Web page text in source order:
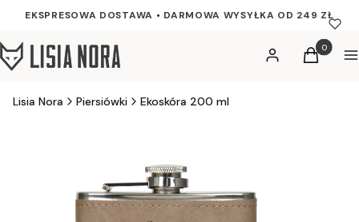
EKSPRESOWA DOSTAWA • DARMOWA WYSYŁKA OD 249 ZŁ
Zaloguj sięProdukty
Koszyk
Lisia Nora Piersiówki Ekoskóra 200 ml